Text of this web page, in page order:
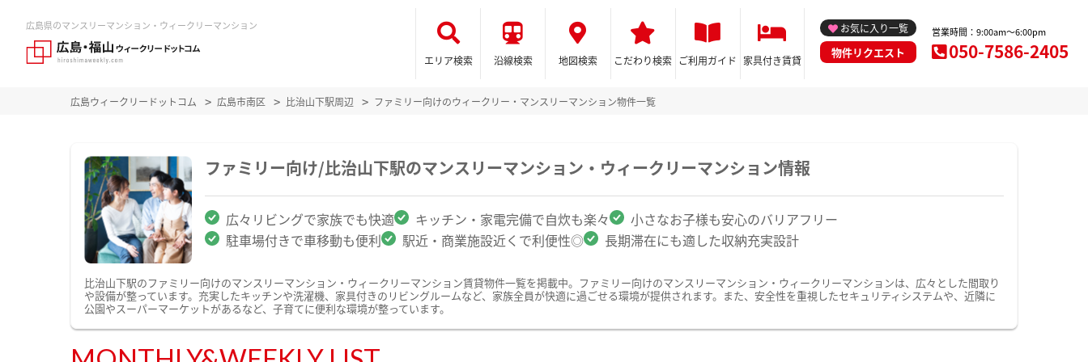
広島県のマンスリーマンション・ウィークリーマンション
エリア検索 沿線検索 地図検索 こだわり検索 ご利用ガイド 家具付き賃貸
お気に入り一覧
物件リクエスト
営業時間：9:00am～6:00pm
050-7586-2405
広島ウィークリードットコム 広島市南区 比治山下駅周辺 ファミリー向けのウィークリー・マンスリーマンション物件一覧
ファミリー向け/比治山下駅のマンスリーマンション・ウィークリーマンション情報
広々リビングで家族でも快適 キッチン・家電完備で自炊も楽々
小さなお子様も安心のバリアフリー
駐車場付きで車移動も便利
駅近・商業施設近くで利便性◎ 長期滞在にも適した収納充実設計
比治山下駅のファミリー向けのマンスリーマンション・ウィークリーマンション賃貸物件一覧を掲載中。ファミリー向けのマンスリーマンション・ウィークリーマンションは、広々とした間取り
や設備が整っています。充実したキッチンや洗濯機、家具付きのリビングルームなど、家族全員が快適に過ごせる環境が提供されます。また、安全性を重視したセキュリティシステムや、近隣に
公園やスーパーマーケットがあるなど、子育てに便利な環境が整っています。